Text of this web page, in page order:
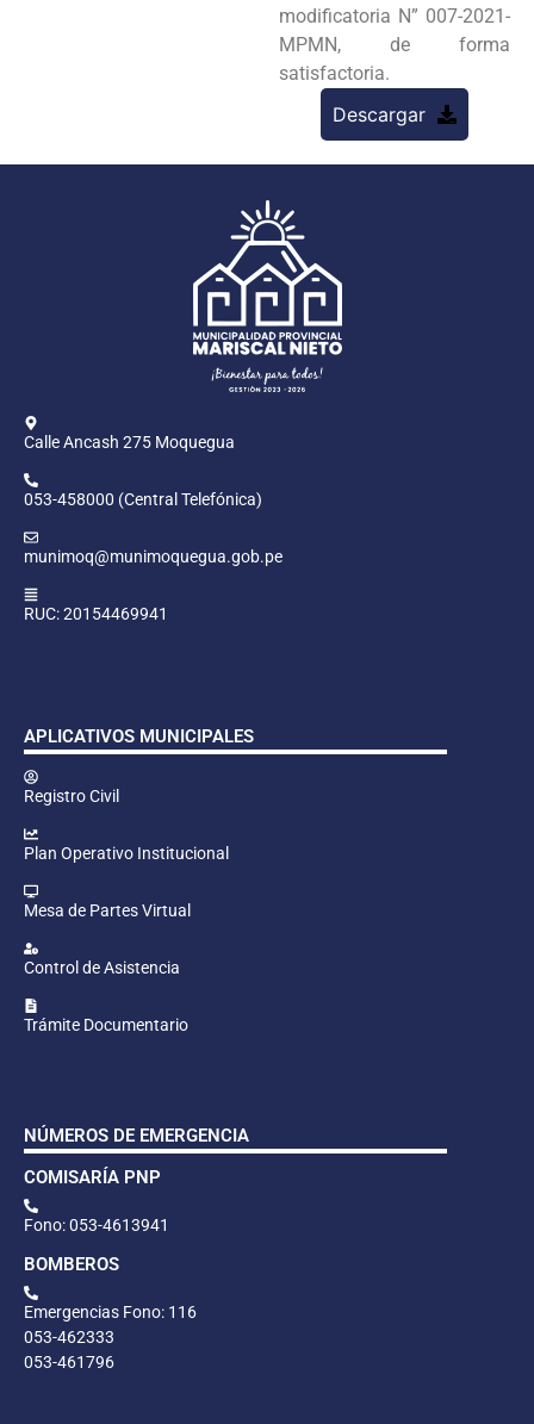
modificatoria N” 007-2021-
MPMN, de forma
satisfactoria.
Descargar
Calle Ancash 275 Moquegua
053-458000 (Central Telefónica)
munimoq@munimoquegua.gob.pe
RUC: 20154469941
APLICATIVOS MUNICIPALES
Registro Civil
Plan Operativo Institucional
Mesa de Partes Virtual
Control de Asistencia
Trámite Documentario
NÚMEROS DE EMERGENCIA
COMISARÍA PNP
Fono: 053-4613941
BOMBEROS
Emergencias Fono: 116
053-462333
053-461796